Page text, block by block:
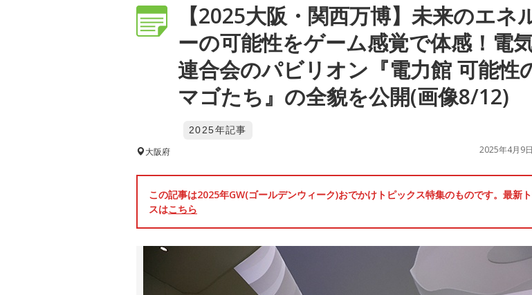
【2025大阪・関西万博】未来のエネ
ーの可能性をゲーム感覚で体感！電
連合会のパビリオン『電力館 可能性
マゴたち』の全貌を公開(画像8/12)
2025年記事
大阪府 2025年4月9
この記事は2025年GW(ゴールデンウィーク)おでかけトピックス特集のものです。最新
スはこちら